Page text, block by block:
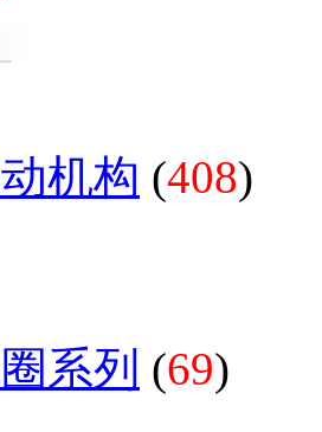
机构 (408)
系列 (69)